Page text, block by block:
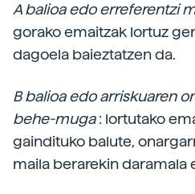
A balioa edo erreferentzi
gorako emaitzak lortuz
dagoela baieztatzen da.
B balioa edo arriskuaren
behe-muga: lortutako
gaindituko balute,
maila berarekin daramala